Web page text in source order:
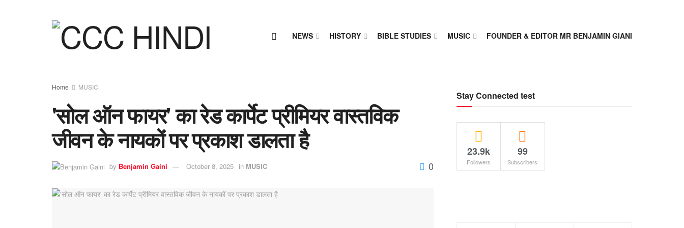
NEWS HISTORY BIBLE STUDIES MUSIC FOUNDER & EDITOR MR BENJAMIN GIANI
Home MUSIC
'सोल ऑन फायर' का रेड कार्पेट प्रीमियर वास्तविक
जीवन के नायकों पर प्रकाश डालता है
by Benjamin Gaini October 8, 2025 in MUSIC 0
Stay Connected test
23.9k
Followers
99
Subscribers